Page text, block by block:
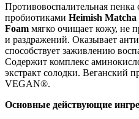
Противовоспалительная пенка
пробиотиками Heimish Matcha
Foam мягко очищает кожу, не
и раздражений. Оказывает
способствует заживлению
Содержит комплекс
экстракт солодки. Веганский
VEGAN®.
Основные действующие